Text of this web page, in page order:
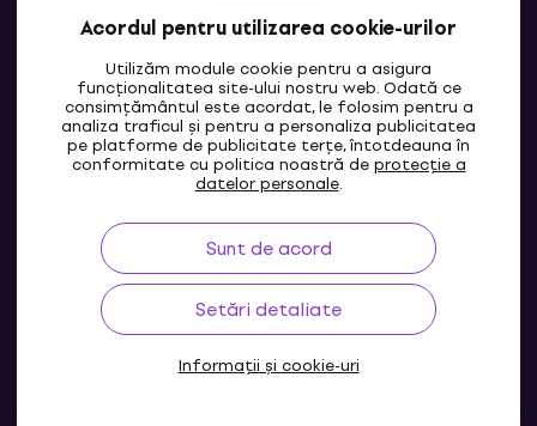
Acordul pentru utilizarea cookie-urilor
Utilizăm module cookie pentru a asigura
funcționalitatea site-ului nostru web. Odată ce
consimțământul este acordat, le folosim pentru a
analiza traficul și pentru a personaliza publicitatea
pe platforme de publicitate terțe, întotdeauna în
conformitate cu politica noastră deprotecție a
datelor personale.
Sunt de acord
Setări detaliate
Informații și cookie-uri
Contactează-ne
MD